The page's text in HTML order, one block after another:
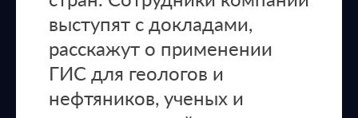
выступят с докладами,
расскажут о применении
ГИС для геологов и
нефтяников, ученых и